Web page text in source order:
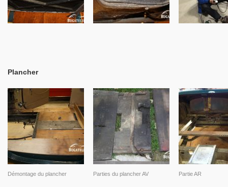
Plancher
Démontage du plancher Parties du plancher AV Partie AR